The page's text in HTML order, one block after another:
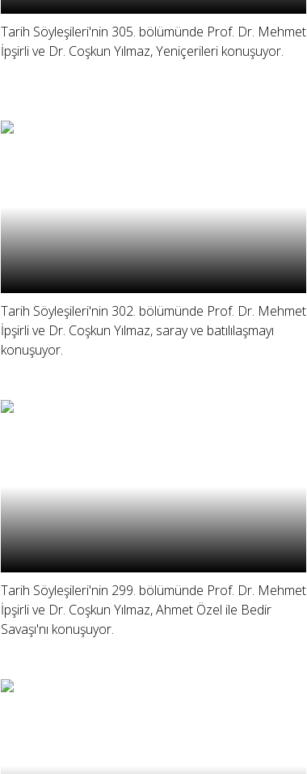
Tarih Söyleşileri'nin 305. bölümünde Prof. Dr. Mehmet
İpşirli ve Dr. Coşkun Yılmaz, Yeniçerileri konuşuyor.
Tarih Söyleşileri'nin 302. bölümünde Prof. Dr. Mehmet
İpşirli ve Dr. Coşkun Yılmaz, saray ve batılılaşmayı
konuşuyor.
Tarih Söyleşileri'nin 299. bölümünde Prof. Dr. Mehmet
İpşirli ve Dr. Coşkun Yılmaz, Ahmet Özel ile Bedir
Savaşı'nı konuşuyor.